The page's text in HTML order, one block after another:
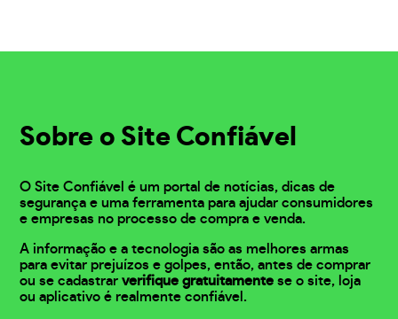
Sobre o Site Confiável
O Site Confiável é um portal de notícias, dicas de
segurança e uma ferramenta para ajudar consumidores
e empresas no processo de compra e venda.
A informação e a tecnologia são as melhores armas
para evitar prejuízos e golpes, então, antes de comprar
ou se cadastrarverifique gratuitamente se o site, loja
ou aplicativo é realmente confiável.